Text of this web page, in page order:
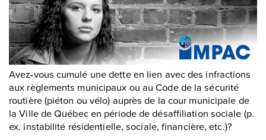
Avez-vous cumulé une dette en lien avec des infractions
aux règlements municipaux ou au Code de la sécurité
routière (piéton ou vélo) auprès de la cour municipale de
la Ville de Québec en période de désaffiliation sociale (p.
ex. instabilité résidentielle, sociale, financière, etc.)?